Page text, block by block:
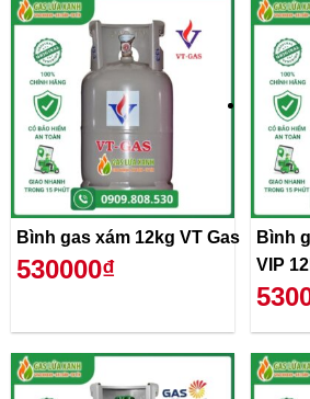
Bình gas xám 12kg VT Gas
530000₫
Bình
VIP